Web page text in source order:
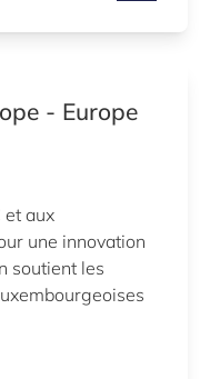
- Europe
et aux
une innovation
soutient les